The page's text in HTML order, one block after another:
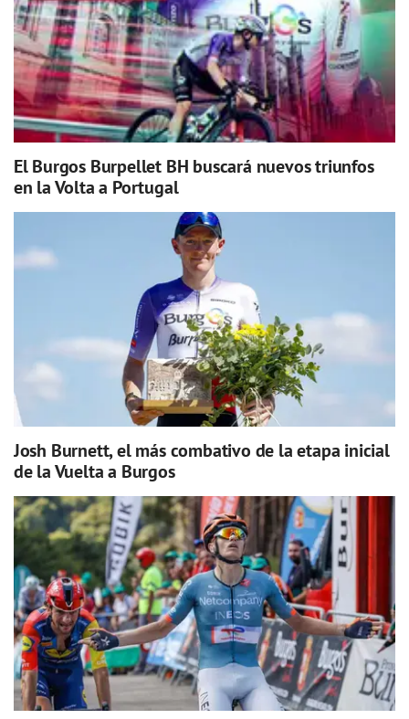
El Burgos Burpellet BH buscará nuevos triunfos
en la Volta a Portugal
Josh Burnett, el más combativo de la etapa inicial
de la Vuelta a Burgos